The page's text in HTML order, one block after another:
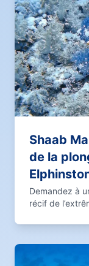
Shaab
de la
Demandez à
récif de